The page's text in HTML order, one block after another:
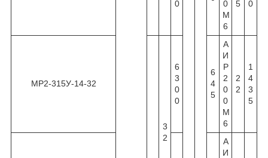
0
0
М
6
5 0
МР2-315У-14-32
3
2
6
3
0
0
6
4
5
А
И
Р
2
0
0
М
6
2
2
1
4
3
5
А
И